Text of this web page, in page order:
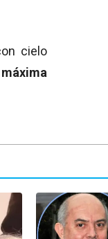
cielo